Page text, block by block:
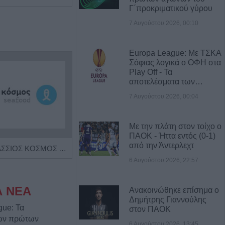
Η εταιρεία ΘΑΛΑΣΣΙΟΣ ΚΟΣΜΟΣ Α.Ε.Β.Ε. επιθυμεί να προσλάβει Αποθηκάριο
ΝΕΑ
Τα
πρώτων
Γ΄προκριματικού γύρου
7 Αυγούστου 2026, 00:10
Europa League: Με ΤΣΚΑ
Σόφιας λογικά ο ΟΦΗ στα
Play Off - Τα
αποτελέσματα των…
7 Αυγούστου 2026, 00:04
Με την πλάτη στον τοίχο ο
ΠΑΟΚ - Ήττα εντός (0-1)
από την Άντερλεχτ
6 Αυγούστου 2026, 22:57
Ανακοινώθηκε επίσημα ο
Δημήτρης Γιαννούλης
στον ΠΑΟΚ